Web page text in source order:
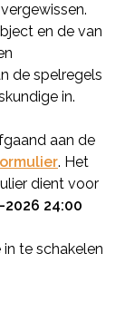
en de van
de spelregels
in.
aan de
. Het
dient voor
24:00
te schakelen